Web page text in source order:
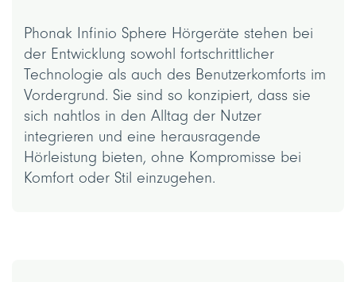
Phonak Infinio Sphere Hörgeräte stehen bei
der Entwicklung sowohl fortschrittlicher
Technologie als auch des Benutzerkomforts im
Vordergrund. Sie sind so konzipiert, dass sie
sich nahtlos in den Alltag der Nutzer
integrieren und eine herausragende
Hörleistung bieten, ohne Kompromisse bei
Komfort oder Stil einzugehen.